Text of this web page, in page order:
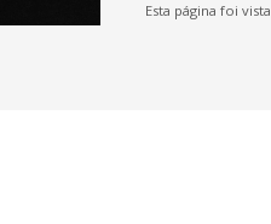
Esta página foi vista